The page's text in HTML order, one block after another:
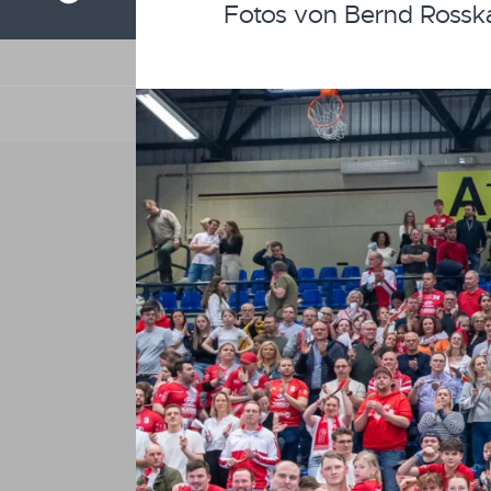
Fotos von Bernd